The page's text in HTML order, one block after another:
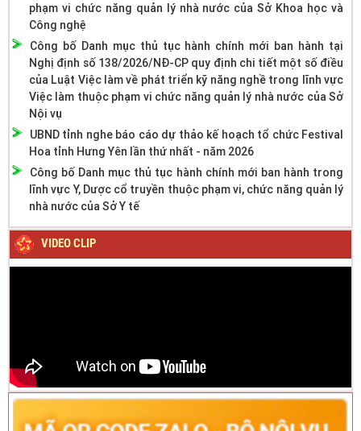
phạm vi chức năng quản lý nhà nước của Sở Khoa học và
Công nghệ
Công bố Danh mục thủ tục hành chính mới ban hành tại
Nghị định số 138/2026/NĐ-CP quy định chi tiết một số điều
của Luật Việc làm về phát triển kỹ năng nghề trong lĩnh vực
Việc làm thuộc phạm vi chức năng quản lý nhà nước của Sở
Nội vụ
UBND tỉnh nghe báo cáo dự thảo kế hoạch tổ chức Festival
Hoa tỉnh Hưng Yên lần thứ nhất - năm 2026
Công bố Danh mục thủ tục hành chính mới ban hành trong
lĩnh vực Y, Dược cổ truyền thuộc phạm vi, chức năng quản lý
nhà nước của Sở Y tế
VIDEO CLIP